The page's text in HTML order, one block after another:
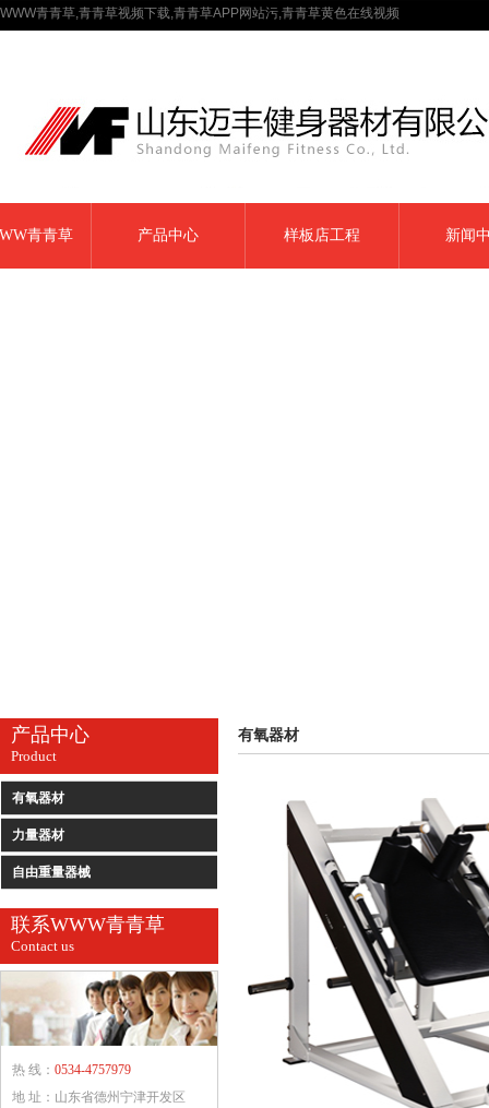
WWW青青草,青青草视频下载,青青草APP网站污,青青草黄色在线视频
青青草 产品中心 样板店工程 新闻
产品中心
Product
有氧器材
力量器材
自由重量器械
联系WWW青青草
Contact us
热 线： 0534-4757979
地 址：山东省德州宁津开发区
有氧器材